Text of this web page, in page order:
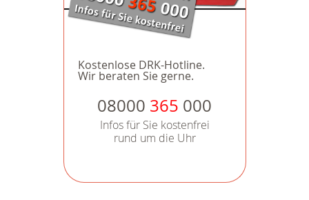
Kostenlose DRK-Hotline.
Wir beraten Sie gerne.
08000 365 000
Infos für Sie kostenfrei
rund um die Uhr